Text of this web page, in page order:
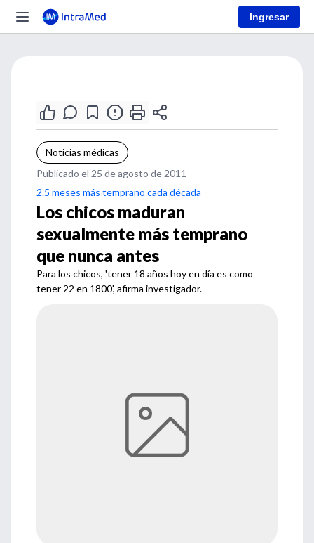
Ingresar
Noticias médicas
Publicado el 25 de agosto de 2011
2.5 meses más temprano cada década
Los chicos maduran
sexualmente más temprano
que nunca antes
Para los chicos, 'tener 18 años hoy en día es como
tener 22 en 1800', afirma investigador.